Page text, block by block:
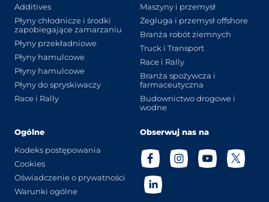
Additives
Płyny chłodnicze i środki
zapobiegające zamarzaniu
Płyny przekładniowe
Płyny hamulcowe
Płyny hamulcowe
Płyny do spryskiwaczy
Race i Rally
Maszyny i przemysł
Żegluga i przemysł offshore
Branża robót ziemnych
Truck i Transport
Race i Rally
Branża spożywcza i
farmaceutyczna
Budownictwo drogowe i
wodne
Ogólne
Kodeks postępowania
Cookies
Oświadczenie o prywatności
Warunki ogólne
Obserwuj nas na